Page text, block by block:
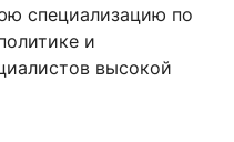
специализацию по
и
высокой